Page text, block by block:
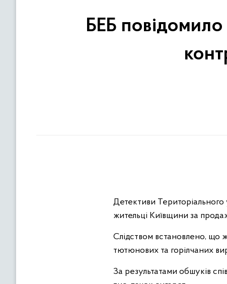
БЕБ
Детективи Територіального
жительці Київщини за
Слідством встановлено, що
тютюнових та горілчаних
За результатами обшуків